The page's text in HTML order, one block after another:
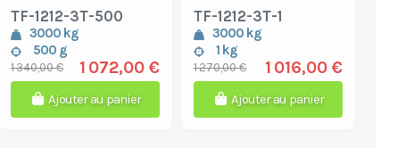
TF-1212-3T-500
3000 kg
500 g
1 340,00 € 1 072,00 €
Ajouter au panier
TF-1212-3T-1
3000 kg
1 kg
1 270,00 € 1 016,00 €
Ajouter au panier